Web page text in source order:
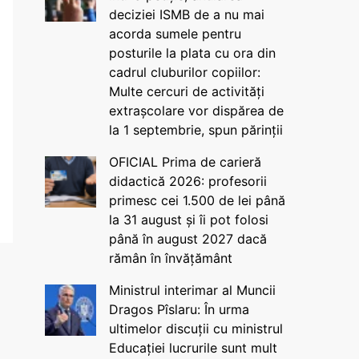
deciziei ISMB de a nu mai
acorda sumele pentru
posturile la plata cu ora din
cadrul cluburilor copiilor:
Multe cercuri de activități
extrașcolare vor dispărea de
la 1 septembrie, spun părinții
OFICIAL Prima de carieră
didactică 2026: profesorii
primesc cei 1.500 de lei până
la 31 august și îi pot folosi
până în august 2027 dacă
rămân în învățământ
Ministrul interimar al Muncii
Dragos Pîslaru: În urma
ultimelor discuții cu ministrul
Educației lucrurile sunt mult